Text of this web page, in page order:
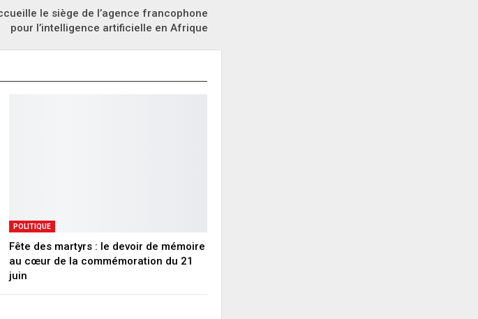
le siège de l’agence francophone
pour l’intelligence artificielle en Afrique
POLITIQUE
Fête des martyrs : le devoir de mémoire
au cœur de la commémoration du 21
juin